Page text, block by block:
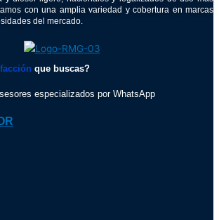
con una amplia variedad y cobertura en marcas
del mercado.
que buscas?
especializados por WhatsApp